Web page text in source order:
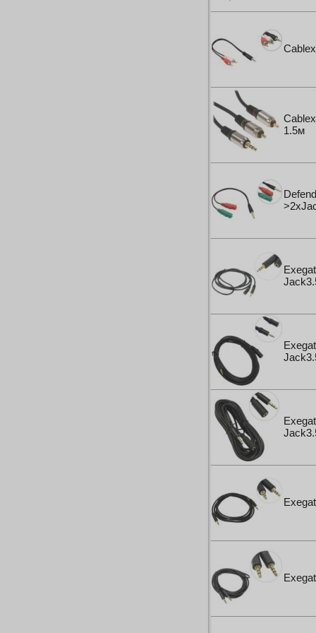
1.5м